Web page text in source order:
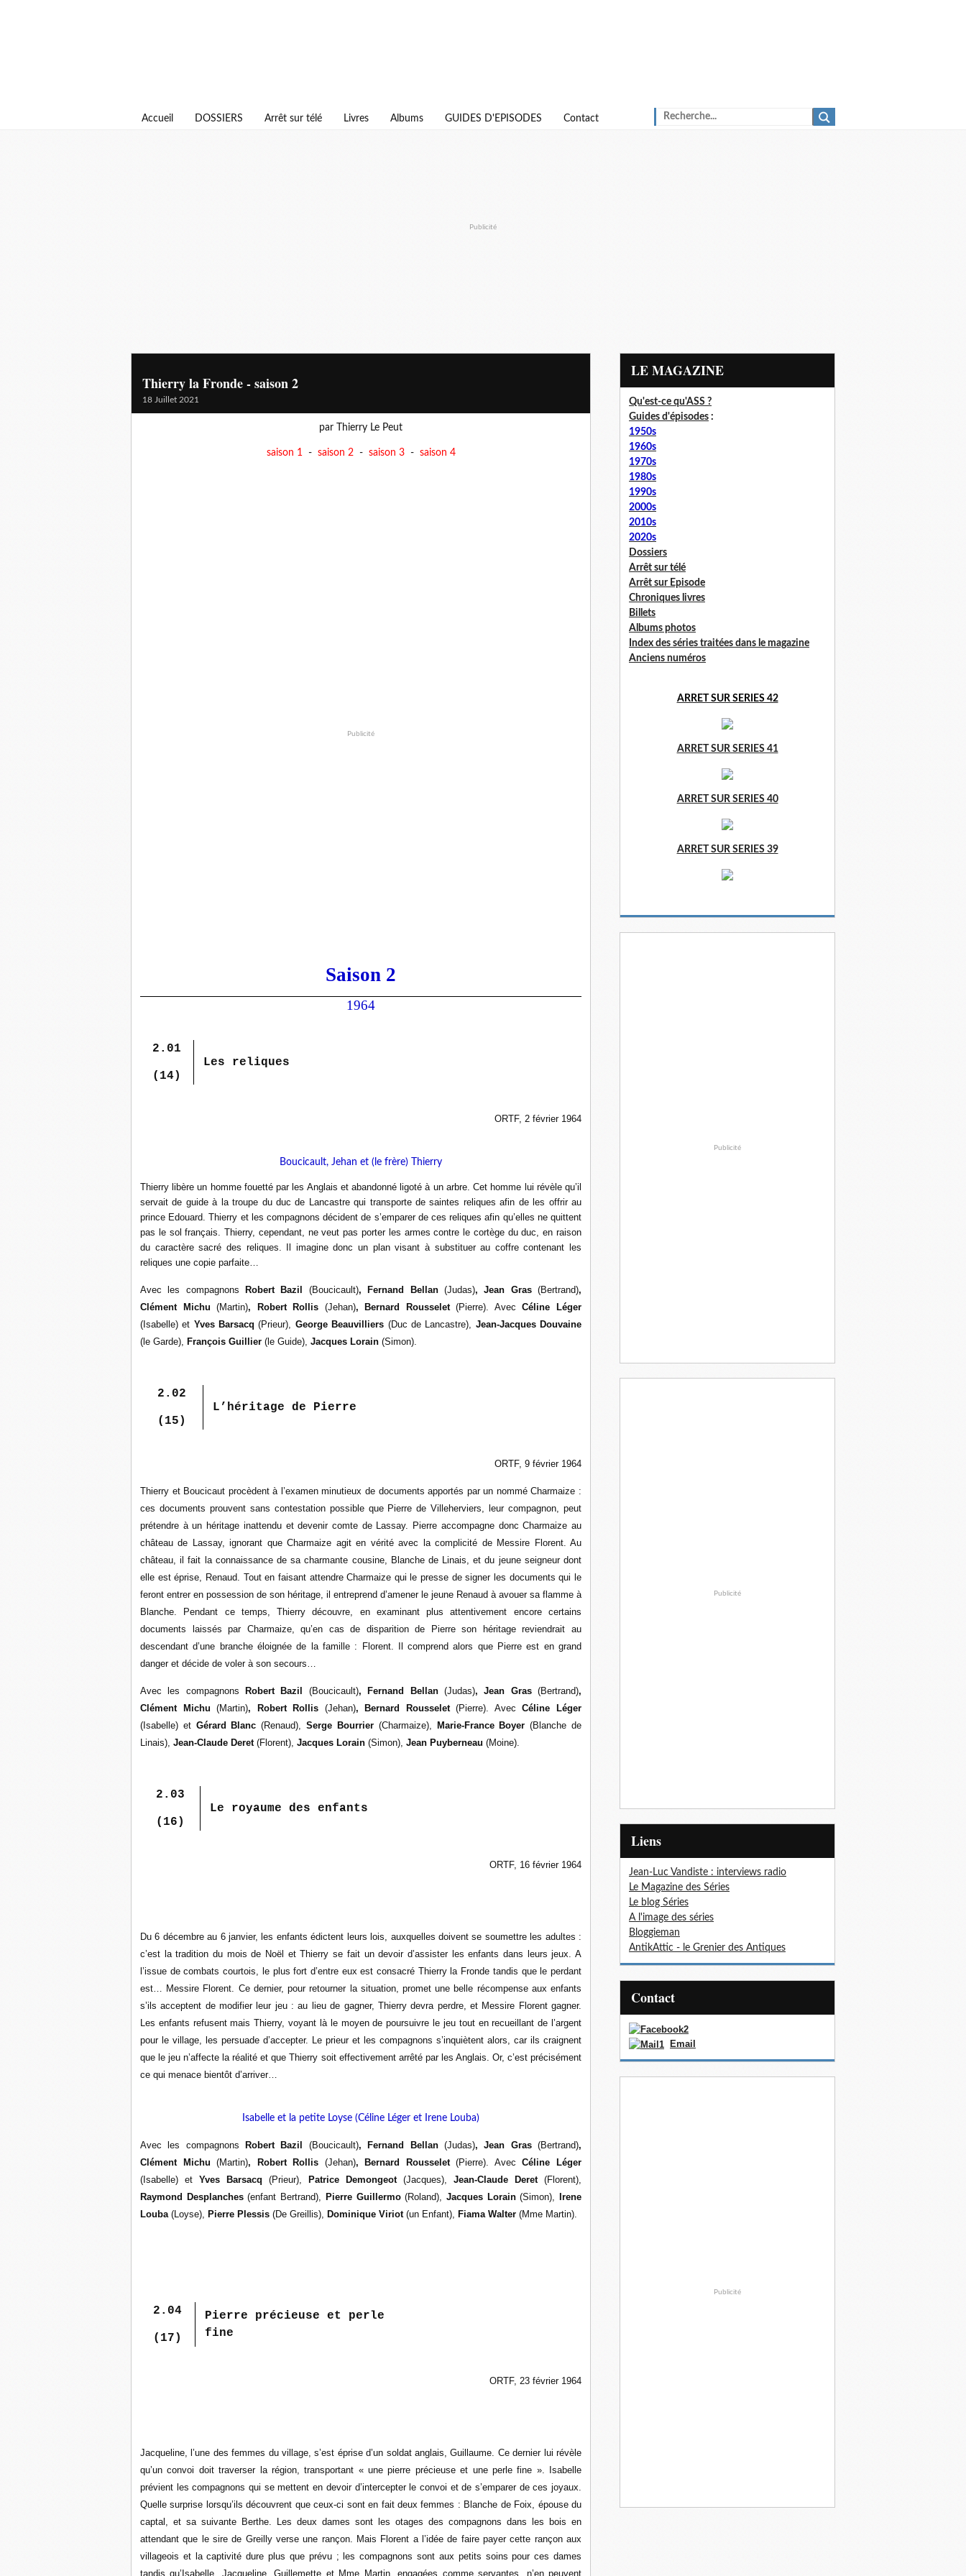
Accueil DOSSIERS Arrêt sur télé Livres Albums GUIDES D'EPISODES Contact
Publicité
Thierry la Fronde - saison 2
18 Juillet 2021
par Thierry Le Peut
saison 1- saison 2- saison 3- saison 4
Publicité
Saison 2
1964
2.01
(14)
Les reliques
ORTF, 2 février 1964
Boucicault, Jehan et (le frère) Thierry
Thierry libère un homme fouetté par les Anglais et abandonné ligoté à un arbre. Cet homme lui révèle qu’il
servait de guide à la troupe du duc de Lancastre qui transporte de saintes reliques afin de les offrir au
prince Edouard. Thierry et les compagnons décident de s’emparer de ces reliques afin qu’elles ne quittent
pas le sol français. Thierry, cependant, ne veut pas porter les armes contre le cortège du duc, en raison
du caractère sacré des reliques. Il imagine donc un plan visant à substituer au coffre contenant les
reliques une copie parfaite…
Avec les compagnons Robert Bazil (Boucicault), Fernand Bellan (Judas), Jean Gras(Bertrand),
Clément Michu(Martin), Robert Rollis (Jehan), Bernard Rousselet(Pierre). AvecCéline Léger
(Isabelle) et Yves Barsacq(Prieur), George Beauvilliers (Duc de Lancastre), Jean-Jacques Douvaine
(le Garde), François Guillier (le Guide), Jacques Lorain (Simon).
2.02
(15)
L’héritage de Pierre
ORTF, 9 février 1964
Thierry et Boucicaut procèdent à l’examen minutieux de documents apportés par un nommé Charmaize :
ces documents prouvent sans contestation possible que Pierre de Villeherviers, leur compagnon, peut
prétendre à un héritage inattendu et devenir comte de Lassay. Pierre accompagne donc Charmaize au
château de Lassay, ignorant que Charmaize agit en vérité avec la complicité de Messire Florent. Au
château, il fait la connaissance de sa charmante cousine, Blanche de Linais, et du jeune seigneur dont
elle est éprise, Renaud. Tout en faisant attendre Charmaize qui le presse de signer les documents qui le
feront entrer en possession de son héritage, il entreprend d’amener le jeune Renaud à avouer sa flamme à
Blanche. Pendant ce temps, Thierry découvre, en examinant plus attentivement encore certains
documents laissés par Charmaize, qu’en cas de disparition de Pierre son héritage reviendrait au
descendant d’une branche éloignée de la famille : Florent. Il comprend alors que Pierre est en grand
danger et décide de voler à son secours…
Avec les compagnons Robert Bazil (Boucicault), Fernand Bellan (Judas), Jean Gras(Bertrand),
Clément Michu(Martin), Robert Rollis (Jehan), Bernard Rousselet(Pierre). AvecCéline Léger
(Isabelle) et Gérard Blanc(Renaud),Serge Bourrier (Charmaize), Marie-France Boyer(Blanche de
Linais), Jean-Claude Deret (Florent), Jacques Lorain (Simon), Jean Puyberneau (Moine).
2.03
(16)
Le royaume des enfants
ORTF, 16 février 1964
Du 6 décembre au 6 janvier, les enfants édictent leurs lois, auxquelles doivent se soumettre les adultes :
c’est la tradition du mois de Noël et Thierry se fait un devoir d’assister les enfants dans leurs jeux. A
l’issue de combats courtois, le plus fort d’entre eux est consacré Thierry la Fronde tandis que le perdant
est… Messire Florent. Ce dernier, pour retourner la situation, promet une belle récompense aux enfants
s’ils acceptent de modifier leur jeu : au lieu de gagner, Thierry devra perdre, et Messire Florent gagner.
Les enfants refusent mais Thierry, voyant là le moyen de poursuivre le jeu tout en recueillant de l’argent
pour le village, les persuade d’accepter. Le prieur et les compagnons s’inquiètent alors, car ils craignent
que le jeu n’affecte la réalité et que Thierry soit effectivement arrêté par les Anglais. Or, c’est précisément
ce qui menace bientôt d’arriver…
Isabelle et la petite Loyse (Céline Léger et Irene Louba)
Avec les compagnons Robert Bazil (Boucicault), Fernand Bellan (Judas), Jean Gras(Bertrand),
Clément Michu(Martin), Robert Rollis (Jehan), Bernard Rousselet(Pierre). AvecCéline Léger
(Isabelle) et Yves Barsacq (Prieur), Patrice Demongeot (Jacques), Jean-Claude Deret (Florent),
Raymond Desplanches(enfant Bertrand), Pierre Guillermo(Roland), Jacques Lorain(Simon),
Irene
Louba (Loyse), Pierre Plessis (De Greillis), Dominique Viriot (un Enfant), Fiama Walter (Mme Martin).
2.04
(17)
Pierre précieuse et perle
fine
ORTF, 23 février 1964
Jacqueline, l’une des femmes du village, s’est éprise d’un soldat anglais, Guillaume. Ce dernier lui révèle
qu’un convoi doit traverser la région, transportant « une pierre précieuse et une perle fine ». Isabelle
prévient les compagnons qui se mettent en devoir d’intercepter le convoi et de s’emparer de ces joyaux.
Quelle surprise lorsqu’ils découvrent que ceux-ci sont en fait deux femmes : Blanche de Foix, épouse du
captal, et sa suivante Berthe. Les deux dames sont les otages des compagnons dans les bois en
attendant que le sire de Greilly verse une rançon. Mais Florent a l’idée de faire payer cette rançon aux
villageois et la captivité dure plus que prévu ; les compagnons sont aux petits soins pour ces dames
tandis qu’Isabelle, Jacqueline, Guillemette et Mme Martin, engagées comme servantes, n’en peuvent
LE MAGAZINE
Qu'est-ce qu'ASS ?
Guides d'épisodes :
1950s
1960s
1970s
1980s
1990s
2000s
2010s
2020s
Dossiers
Arrêt sur télé
Arrêt sur Episode
Chroniques livres
Billets
Albums photos
Index des séries traitées dans le magazine
Anciens numéros
ARRET SUR SERIES 42
ARRET SUR SERIES 41
ARRET SUR SERIES 40
ARRET SUR SERIES 39
Publicité
Publicité
Liens
Jean-Luc Vandiste : interviews radio
Le Magazine des Séries
Le blog Séries
A l'image des séries
Bloggieman
AntikAttic - le Grenier des Antiques
Contact
Email
Publicité